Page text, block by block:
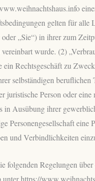
gelten für
„Sie“) in ihrer zum
wurde. (2)
ein Rechtsgeschäft zu
selbständigen
juristische Person oder
in Ausübung ihrer
Personengesellschaft eine
und Verbindlichkeiten
folgenden Regelungen
unter https://